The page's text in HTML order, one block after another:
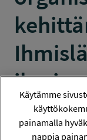
Käytämme
painamalla
nappia